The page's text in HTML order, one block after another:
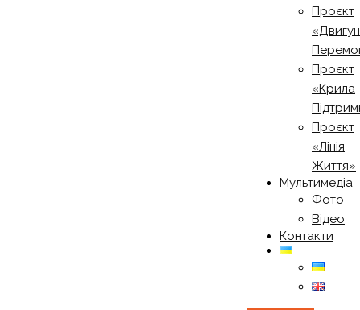
Проєкт
Проєкт
«Крила
Проєкт
«Лінія
Життя»
Мультимедіа
Фото
Відео
Контакти